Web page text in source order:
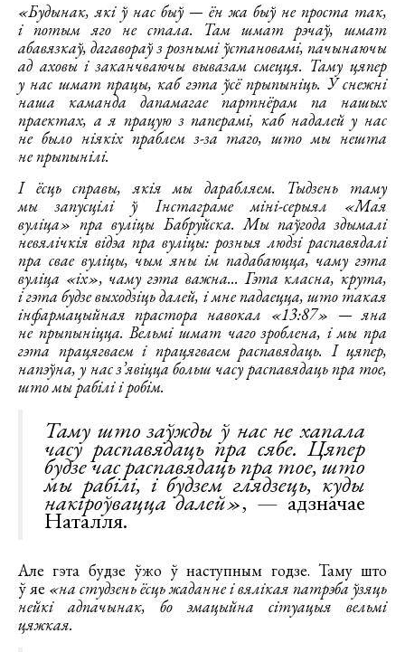
«Будынак, які ў нас быў — ён жа быў не проста так,
і потым яго не стала. Там шмат рэчаў, шмат
абавязкаў, дагавораў з рознымі ўстановамі, пачынаючы
ад аховы і заканчваючы вывазам смецця. Таму цяпер
у нас шмат працы, каб гэта ўсё прыпыніць. У снежні
наша каманда дапамагае партнёрам па нашых
праектах, а я працую з паперамі, каб надалей у нас
не было ніякіх праблем з-за таго, што мы нешта
не прыпынілі.
І ёсць справы, якія мы дарабляем. Тыдзень таму
мы запусцілі ў Інстаграме міні-серыял «Мая
вуліца» пра вуліцы Бабруйска. Мы паўгода здымалі
невялічкія відэа пра вуліцы: розныя людзі распавядалі
пра свае вуліцы, чым яны ім падабаюцца, чаму гэта
вуліца «іх», чаму гэта важна... Гэта класна, крута,
і гэта будзе выходзіць далей, і мне падаецца, што такая
інфармацыйная прастора навокал «13:87» — яна
не прыпыніцца. Вельмі шмат чаго зроблена, і мы пра
гэта працягваем і працягваем распавядаць. І цяпер,
напэўна, у нас з’явіцца больш часу распавядаць пра тое,
што мы рабілі і робім.
Таму што заўжды ў нас не хапала
часу распавядаць пра сябе. Цяпер
будзе час распавядаць пра тое, што
мы рабілі, і будзем глядзець, куды
накіроўвацца далей», — адзначае
Наталля.
Але гэта будзе ўжо ў наступным годзе. Таму што
ў яе «на студзень ёсць жаданне і вялікая патрэба ўзяць
нейкі адпачынак, бо эмацыйна сітуацыя вельмі
цяжкая.